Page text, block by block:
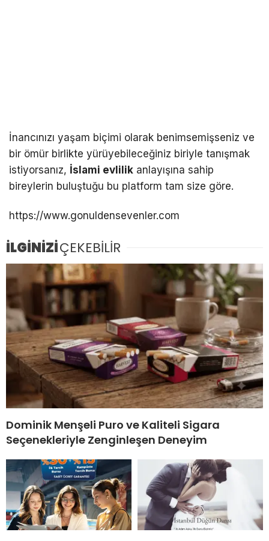
İnancınızı yaşam biçimi olarak benimsemişseniz ve
bir ömür birlikte yürüyebileceğiniz biriyle tanışmak
istiyorsanız, İslami evlilik anlayışına sahip
bireylerin buluştuğu bu platform tam size göre.
https://www.gonuldensevenler.com
İLGİNİZİÇEKEBİLİR
Dominik Menşeli Puro ve Kaliteli Sigara
Seçenekleriyle Zenginleşen Deneyim